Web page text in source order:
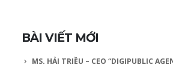
BÀI VIẾT MỚI
MS. HẢI TRIỀU – CEO “DIGIPUBLIC